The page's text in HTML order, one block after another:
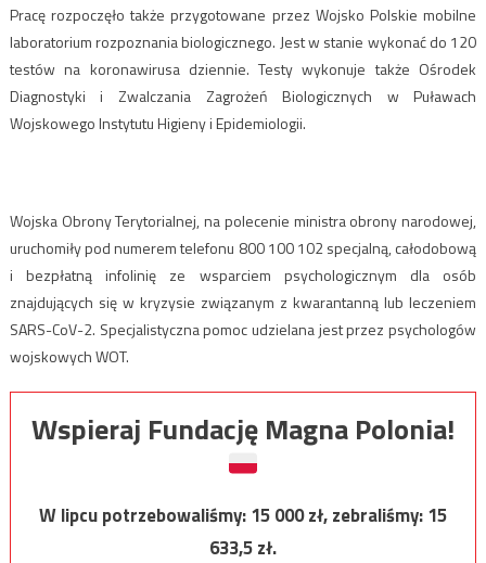
Pracę rozpoczęło także przygotowane przez Wojsko Polskie mobilne
laboratorium rozpoznania biologicznego. Jest w stanie wykonać do 120
testów na koronawirusa dziennie. Testy wykonuje także Ośrodek
Diagnostyki i Zwalczania Zagrożeń Biologicznych w Puławach
Wojskowego Instytutu Higieny i Epidemiologii.
Wojska Obrony Terytorialnej, na polecenie ministra obrony narodowej,
uruchomiły pod numerem telefonu 800 100 102 specjalną, całodobową
i bezpłatną infolinię ze wsparciem psychologicznym dla osób
znajdujących się w kryzysie związanym z kwarantanną lub leczeniem
SARS-CoV-2. Specjalistyczna pomoc udzielana jest przez psychologów
wojskowych WOT.
Wspieraj Fundację Magna Polonia!
W lipcu potrzebowaliśmy:15 000zł, zebraliśmy:15
633,5zł.